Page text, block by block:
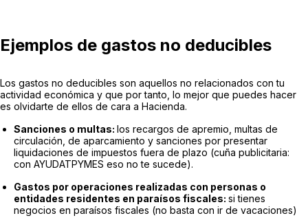
Ejemplos de gastos no deducibles
Los gastos no deducibles son aquellos no relacionados con tu
actividad económica y que por tanto, lo mejor que puedes hacer
es olvidarte de ellos de cara a Hacienda.
Sanciones o multas: los recargos de apremio, multas de
circulación, de aparcamiento y sanciones por presentar
liquidaciones de impuestos fuera de plazo (cuña publicitaria:
con AYUDATPYMES eso no te sucede).
Gastos por operaciones realizadas con personas o
entidades residentes en paraísos fiscales: si tienes
negocios en paraísos fiscales (no basta con ir de vacaciones)